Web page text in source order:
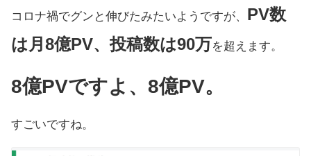
コロナ禍でグンと伸びたみたいようですが、 PV数
は月8億PV、投稿数は90万を超えます。
8億PVですよ、8億PV。
すごいですね。